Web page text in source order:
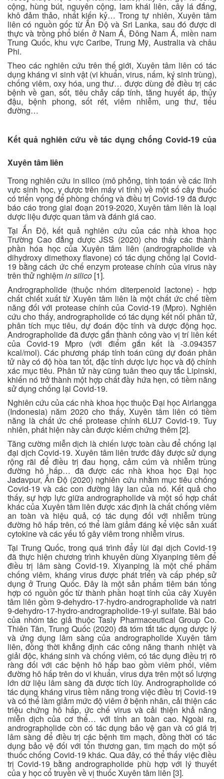
cộng, hùng bút, nguyên cộng, lam khái liên, cây lá đắng,
khô đảm thảo, nhất kiến kỷ… Trong tự nhiên, Xuyên tâm
liên có nguồn gốc từ Ấn Độ và Sri Lanka, sau đó được di
thực và trồng phổ biến ở Nam Á, Đông Nam Á, miền nam
Trung Quốc, khu vực Caribe, Trung Mỹ, Australia và châu
Phi.
Theo các nghiên cứu trên thế giới, Xuyên tâm liên có tác
dụng kháng vi sinh vật (vi khuẩn, virus, nấm, ký sinh trùng),
chống viêm, oxy hóa, ung thư… được dùng để điều trị các
bệnh về gan, sốt, tiêu chảy cấp tính, tăng huyết áp, thủy
đậu, bệnh phong, sốt rét, viêm nhiễm, ung thư, tiểu
đường…
Kết quả nghiên cứu về tác dụng chống Covid-19 của
Xuyên tâm liên
Trong nghiên cứu in silico (mô phỏng, tính toán về các lĩnh
vực sinh học, y dược trên máy vi tính) về một số cây thuốc
có triển vọng để phòng chống và điều trị Covid-19 đã được
báo cáo trong giai đoạn 2019-2020, Xuyên tâm liên là loại
dược liệu được quan tâm và đánh giá cao.
Tại Ấn Độ, kết quả nghiên cứu của các nhà khoa học
Trường Cao đẳng dược JSS (2020) cho thấy các thành
phần hóa học của Xuyên tâm liên (andrographolide và
dihydroxy dimethoxy flavone) có tác dụng chống lại Covid-
19 bằng cách ức chế enzym protease chính của virus này
trên thử nghiệmin silico [1].
Andrographolide (thuộc nhóm diterpenoid lactone) - hợp
chất chiết xuất từ Xuyên tâm liên là một chất ức chế tiềm
năng đối với protease chính của Covid-19 (Mpro). Nghiên
cứu cho thấy, andrographolide có tác dụng kết nối phân tử,
phân tích mục tiêu, dự đoán độc tính và dược động học.
Andrographolide đã được gắn thành công vào vị trí liên kết
của Covid-19 Mpro (với điểm gắn kết là -3.094357
kcal/mol). Các phương pháp tính toán cũng dự đoán phân
tử này có độ hòa tan tốt, đặc tính dược lực học và độ chính
xác mục tiêu. Phân tử này cũng tuân theo quy tắc Lipinski,
khiến nó trở thành một hợp chất đầy hứa hẹn, có tiềm năng
sử dụng chống lại Covid-19.
Nghiên cứu của các nhà khoa học thuộc Đại học Airlangga
(Indonesia) năm 2020 cho thấy, Xuyên tâm liên có tiềm
năng là chất ức chế protease chính 6LU7 Covid-19. Tuy
nhiên, phát hiện này cần được kiểm chứng thêm [2].
Tăng cường miễn dịch là chiến lược toàn cầu để chống lại
đại dịch Covid-19. Xuyên tâm liên trước đây được sử dụng
rộng rãi để điều trị đau họng, cảm cúm và nhiễm trùng
đường hô hấp… đã được các nhà khoa học Đại học
Jadavpur, Ấn Độ (2020) nghiên cứu nhằm mục tiêu chống
Covid-19 và các con đường lây lan của nó. Kết quả cho
thấy, sự hợp lực giữa andrographolide và một số hợp chất
khác của Xuyên tâm liên được xác định là chất chống viêm
an toàn và hiệu quả, có tác dụng đối với nhiễm trùng
đường hô hấp trên, có thể làm giảm đáng kể việc sản xuất
cytokine và các yếu tố gây viêm trong nhiễm virus.
Tại Trung Quốc, trong quá trình đẩy lùi đại dịch Covid-19
đã thực hiện chương trình khuyên dùng Xiyanping tiêm để
điều trị lâm sàng Covid-19. Xiyanping là một chế phẩm
chống viêm, kháng virus được phát triển và cấp phép sử
dụng ở Trung Quốc. Đây là một sản phẩm tiêm bán tổng
hợp có nguồn gốc từ thành phần hoạt tính của cây Xuyên
tâm liên gồm 9-dehydro-17-hydro-andrographolide và natri
9-dehydro-17-hydro-andrographolide-19-yl sulfate. Bài báo
của nhóm tác giả thuộc Tasly Pharmaceutical Group Co.
Thiên Tân, Trung Quốc (2020) đã tóm tắt tác dụng dược lý
và ứng dụng lâm sàng của andrographolide Xuyên tâm
liên, đồng thời khẳng định các công năng thanh nhiệt và
giải độc, kháng sinh và chống viêm, có tác dụng điều trị rõ
ràng đối với các bệnh hô hấp bao gồm viêm phổi, viêm
đường hô hấp trên do vi khuẩn, virus dựa trên một số lượng
lớn dữ liệu lâm sàng đã được tích lũy. Andrographolide có
tác dụng kháng virus tiềm năng trong việc điều trị Covid-19
và có thể làm giảm mức độ viêm ở bệnh nhân, cải thiện các
triệu chứng hô hấp, ức chế virus và cải thiện khả năng
miễn dịch của cơ thể… với tính an toàn cao. Ngoài ra,
andrographolide còn có tác dụng bảo vệ gan và có giá trị
lâm sàng để điều trị các bệnh tim mạch, đồng thời có tác
dụng bảo vệ đối với tổn thương gan, tim mạch do một số
thuốc chống Covid-19 khác. Qua đây, có thể thấy việc điều
trị Covid-19 bằng andrographolide phù hợp với lý thuyết
của y học cổ truyền về vị thuốc Xuyên tâm liên [3].